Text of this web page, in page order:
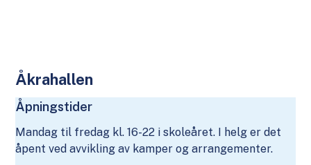
Åkrahallen
Åpningstider
Mandag til fredag kl. 16-22 i skoleåret. I helg er det
åpent ved avvikling av kamper og arrangementer.